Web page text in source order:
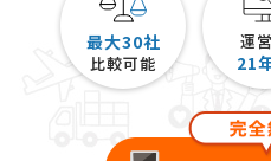
最大30社
比較可能
運
21